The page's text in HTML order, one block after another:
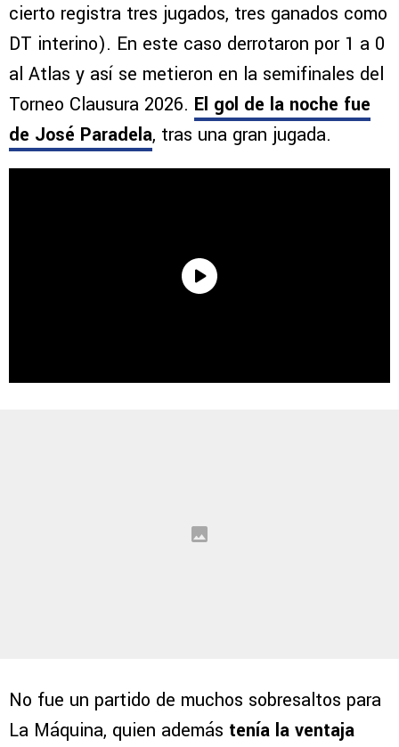
cierto registra tres jugados, tres ganados como
DT interino). En este caso derrotaron por 1 a 0
al Atlas y así se metieron en la semifinales del
Torneo Clausura 2026. El gol de la noche fue
de José Paradela, tras una gran jugada.
No fue un partido de muchos sobresaltos para
La Máquina, quien además tenía la ventaja